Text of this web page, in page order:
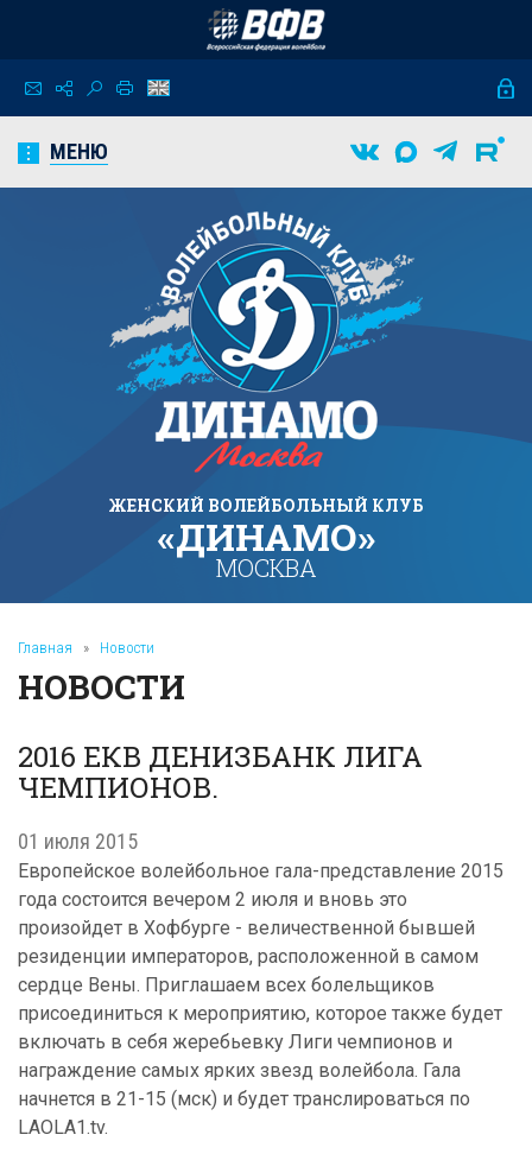
МЕНЮ
ЖЕНСКИЙ ВОЛЕЙБОЛЬНЫЙ КЛУБ
«ДИНАМО»
МОСКВА
Главная » Новости
НОВОСТИ
2016 ЕКВ ДЕНИЗБАНК ЛИГА
ЧЕМПИОНОВ.
01 июля 2015
Европейское волейбольное гала-представление 2015
года состоится вечером 2 июля и вновь это
произойдет в Хофбурге - величественной бывшей
резиденции императоров, расположенной в самом
сердце Вены. Приглашаем всех болельщиков
присоединиться к мероприятию, которое также будет
включать в себя жеребьевку Лиги чемпионов и
награждение самых ярких звезд волейбола. Гала
начнется в 21-15 (мск) и будет транслироваться по
LAOLA1.tv.